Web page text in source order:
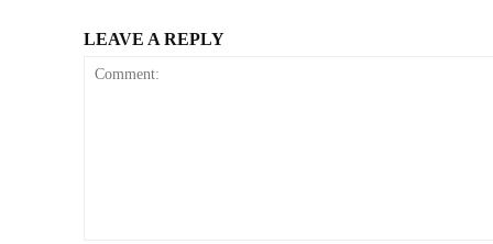
LEAVE A REPLY